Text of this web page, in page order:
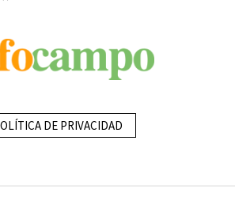
DE PRIVACIDAD